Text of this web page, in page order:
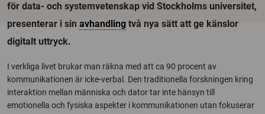
för data- och systemvetenskap vid Stockholms universitet,
presenterar i sin avhandling två nya sätt att ge känslor
digitalt uttryck.
I verkliga livet brukar man räkna med att ca 90 procent av
kommunikationen är icke-verbal. Den traditionella forskningen kring
interaktion mellan människa och dator tar inte hänsyn till
emotionella och fysiska aspekter i kommunikationen utan fokuserar